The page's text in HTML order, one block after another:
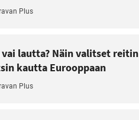
Plus
lautta? Näin valitset reitin
kautta Eurooppaan
Plus